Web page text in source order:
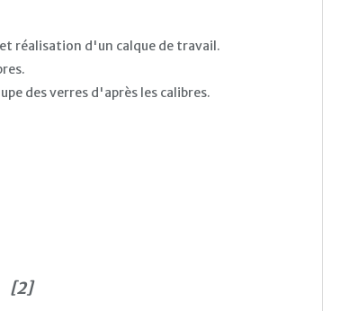
réalisation d'un calque de travail.
des verres d'après les calibres.
[2]